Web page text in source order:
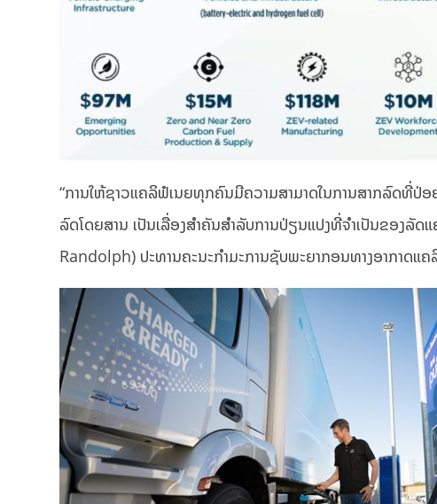
“ການໃຫ້ຊາວແຄລິຟໍເນຍທຸກຄົນມີຄວາມສາມາດໃນການສາກລົດທີ່ປ່
ລົດໂດຍສານ ເປັນເລື່ອງສຳຄັນສຳລັບການປ່ຽນແປງທີ່ຈຳເປັນຂອງ
Randolph) ປະທານຄະນະກຳມະການຊັບພະຍາກອນທາງອາກາດແຄ